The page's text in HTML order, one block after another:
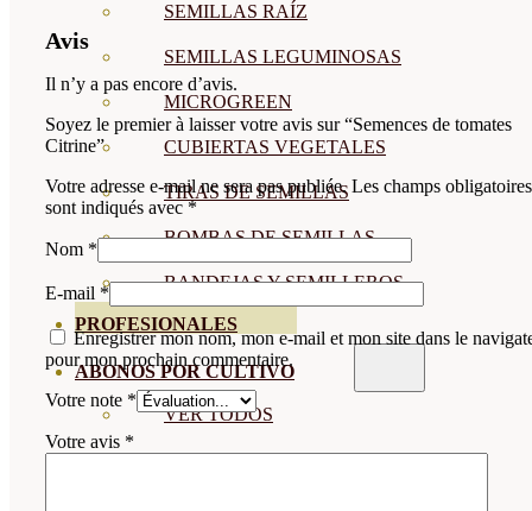
SEMILLAS RAÍZ
SEMILLAS LEGUMINOSAS
MICROGREEN
CUBIERTAS VEGETALES
TIRAS DE SEMILLAS
BOMBAS DE SEMILLAS
BANDEJAS Y SEMILLEROS
PROFESIONALES
ABONOS POR CULTIVO
VER TODOS
TOMATES
Avis
Il n’y a pas encore d’avis.
Soyez le premier à laisser votre avis sur “Semences de tomates
Citrine”
Votre adresse e-mail ne sera pas publiée. Les champs obligatoires
sont indiqués avec*
Nom *
E-mail *
Enregistrer mon nom, mon e-mail et mon site dans le
pour mon prochain commentaire.
Votre note *
Votre avis *